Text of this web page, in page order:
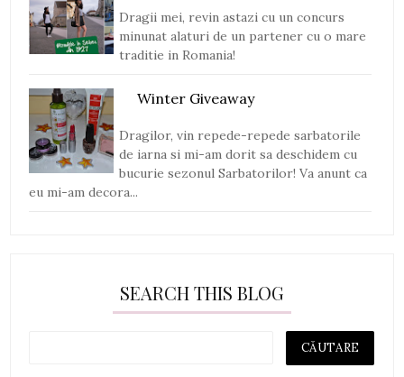
Dragii mei, revin astazi cu un concurs
minunat alaturi de un partener cu o mare
traditie in Romania!
Winter Giveaway
Dragilor, vin repede-repede sarbatorile
de iarna si mi-am dorit sa deschidem cu
bucurie sezonul Sarbatorilor! Va anunt ca
eu mi-am decora...
SEARCH THIS BLOG